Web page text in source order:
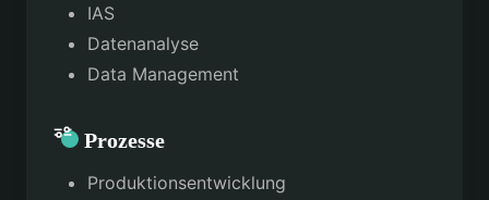
IAS
Datenanalyse
Data Management
Prozesse
Produktionsentwicklung